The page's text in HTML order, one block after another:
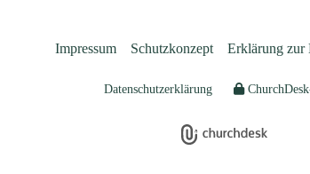
Impressum Schutzkonzept Erklärung zur
Datenschutzerklärung